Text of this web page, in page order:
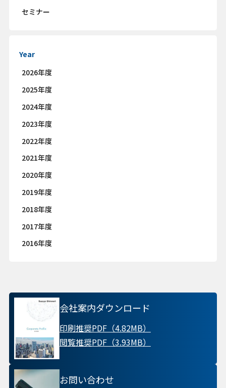
セミナー
Year
2026年度
2025年度
2024年度
2023年度
2022年度
2021年度
2020年度
2019年度
2018年度
2017年度
2016年度
会社案内ダウンロード
印刷推奨PDF（4.82MB）
閲覧推奨PDF（3.93MB）
お問い合わせ